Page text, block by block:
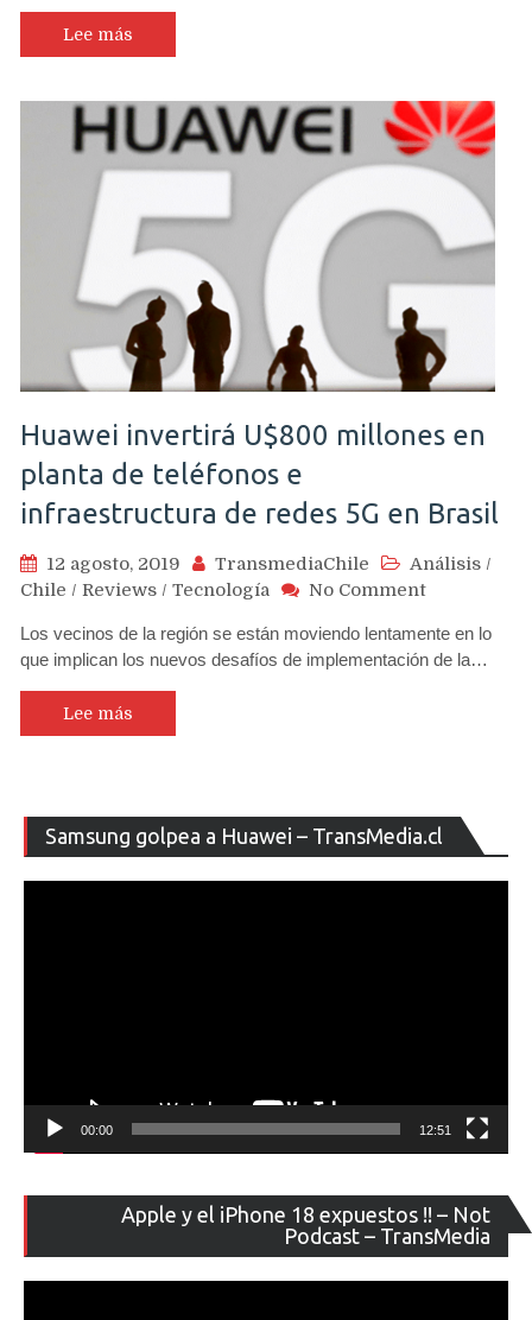
Lee más
Huawei invertirá U$800 millones en
planta de teléfonos e
infraestructura de redes 5G en Brasil
12 agosto, 2019 TransmediaChile Análisis /
Chile / Reviews / Tecnología No Commenton
invertirá
U$800
e
de
redes
Los vecinos de la región se están moviendo lentamente en lo
que implican los nuevos desafíos de implementación de la…
Lee más
Samsung golpea a Huawei – TransMedia.cl
de
00:00 12:51
Apple y el iPhone 18 expuestos !! – Not
Podcast – TransMedia
de